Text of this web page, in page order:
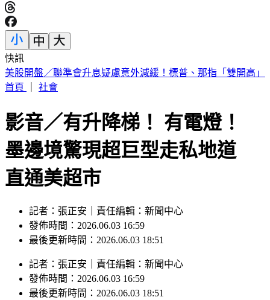
快訊
英特爾別想搶訂單？ 外媒曝：客戶不敢得罪台積電
首頁
社會
影音／有升降梯！ 有電燈！
墨邊境驚現超巨型走私地道
直通美超市
記者：張正安｜責任編輯：新聞中心
發佈時間：2026.06.03 16:59
最後更新時間：2026.06.03 18:51
記者 ： 張正安 責任編輯 ： 新聞中心
發佈時間： 2026.06.03 16:59
最後更新時間： 2026.06.03 18:51